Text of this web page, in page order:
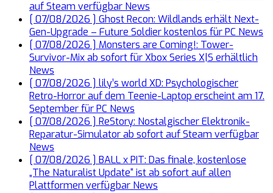
auf Steam verfügbar News
[ 07/08/2026 ] Ghost Recon: Wildlands erhält Next-
Gen-Upgrade – Future Soldier kostenlos für PC News
[ 07/08/2026 ] Monsters are Coming!: Tower-
Survivor-Mix ab sofort für Xbox Series X|S erhältlich
News
[ 07/08/2026 ] lily’s world XD: Psychologischer
Retro-Horror auf dem Teenie-Laptop erscheint am 17.
September für PC News
[ 07/08/2026 ] ReStory: Nostalgischer Elektronik-
Reparatur-Simulator ab sofort auf Steam verfügbar
News
[ 07/08/2026 ] BALL x PIT: Das finale, kostenlose
„The Naturalist Update“ ist ab sofort auf allen
Plattformen verfügbar News